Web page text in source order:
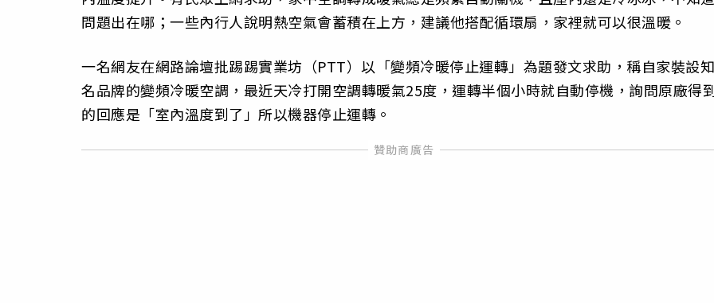
問題出在哪；一些內行人說明熱空氣會蓄積在上方，建議他搭配循環扇，家裡就可以很溫暖。
一名網友在網路論壇批踢踢實業坊（PTT）以「變頻冷暖停止運轉」為題發文求助，稱自家裝設知
名品牌的變頻冷暖空調，最近天冷打開空調轉暖氣25度，運轉半個小時就自動停機，詢問原廠得
的回應是「室內溫度到了」所以機器停止運轉。